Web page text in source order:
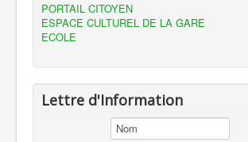
PORTAIL CITOYEN
ESPACE CULTUREL DE LA GARE
ECOLE
Lettre d'Information